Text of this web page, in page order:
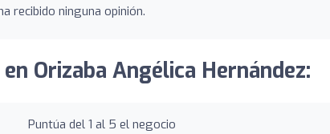
recibido ninguna opinión.
Orizaba Angélica Hernández:
Puntúa del 1 al 5 el negocio